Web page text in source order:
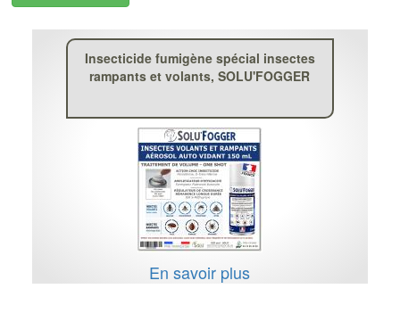
Insecticide fumigène spécial insectes
rampants et volants, SOLU'FOGGER
En savoir plus